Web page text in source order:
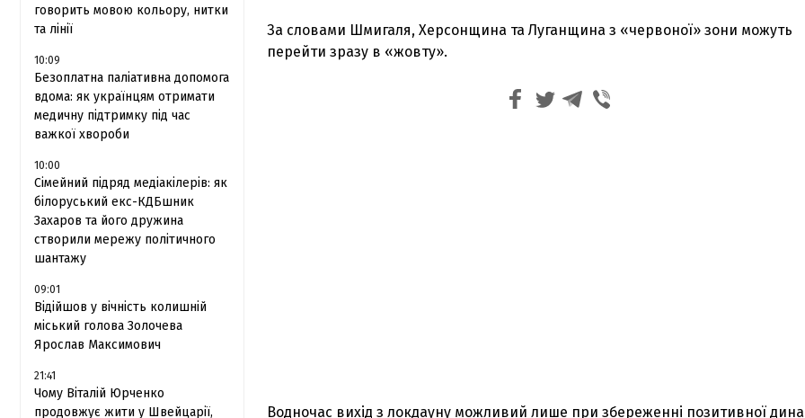
говорить мовою кольору, нитки
та лінії
10:09
Безоплатна паліативна допомога
вдома: як українцям отримати
медичну підтримку під час
важкої хвороби
10:00
Сімейний підряд медіакілерів: як
білоруський екс-КДБшник
Захаров та його дружина
створили мережу політичного
шантажу
09:01
Відійшов у вічність колишній
міський голова Золочева
Ярослав Максимович
21:41
Чому Віталій Юрченко
продовжує жити у Швейцарії,
За словами Шмигаля, Херсонщина та Луганщина з «червоної» зони можуть
перейти зразу в «жовту».
Водночас вихід з локдауну можливий лише при збереженні позитивної